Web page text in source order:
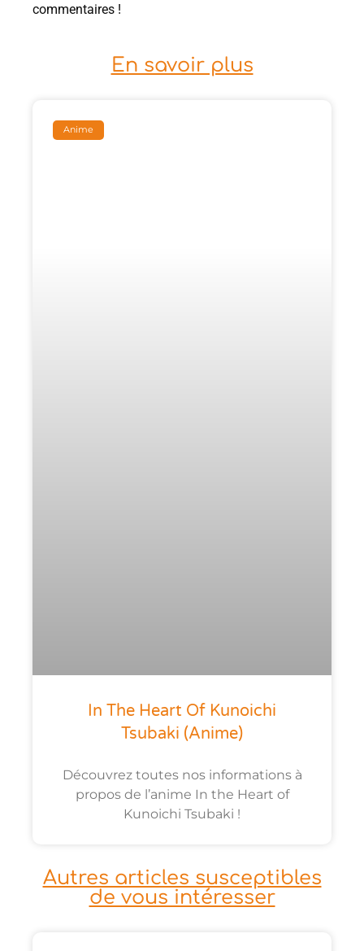
commentaires !
En savoir plus
Anime
In The Heart Of Kunoichi
Tsubaki (anime)
Découvrez toutes nos informations à
propos de l’anime In the Heart of
Kunoichi Tsubaki !
Autres articles susceptibles
de vous intéresser